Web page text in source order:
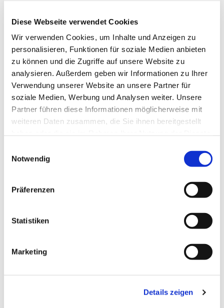
Diese Webseite verwendet Cookies
Wir verwenden Cookies, um Inhalte und Anzeigen zu
personalisieren, Funktionen für soziale Medien anbieten
zu können und die Zugriffe auf unsere Website zu
analysieren. Außerdem geben wir Informationen zu Ihrer
Verwendung unserer Website an unsere Partner für
soziale Medien, Werbung und Analysen weiter. Unsere
Partner führen diese Informationen möglicherweise mit
weiteren Daten zusammen, die Sie ihnen bereitgestellt
Notwendig
Präferenzen
Statistiken
Marketing
Details zeigen